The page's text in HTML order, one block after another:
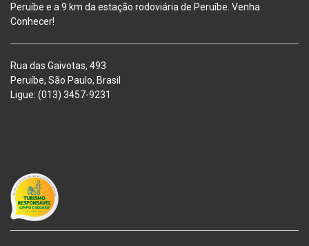
Peruíbe e a 9 km da estação rodoviária de Peruíbe. Venha
Conhecer!
Rua das Gaivotas, 493
Peruíbe, São Paulo, Brasil
Ligue: (013) 3457-9231